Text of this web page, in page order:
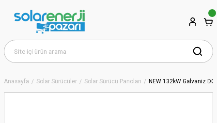
Anasayfa Solar Sürücüler Solar Sürücü Panoları NEW 132kW Galvaniz